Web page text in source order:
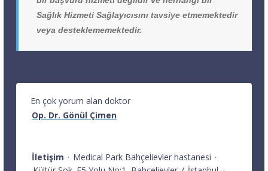
Sağlık Hizmeti Sağlayıcısını tavsiye etmemektedir
veya desteklememektedir.
En çok yorum alan doktor
Op. Dr. Gönül Çimen
İletişim · Medical Park Bahçelievler hastanesi ·